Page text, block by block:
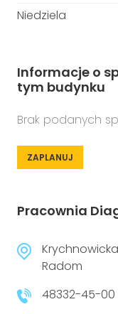
Niedziela
Informacje o
tym budynku
Brak podanych
ZAPLANUJ
Pracownia
Krychnowicka
Radom
48332-45-00